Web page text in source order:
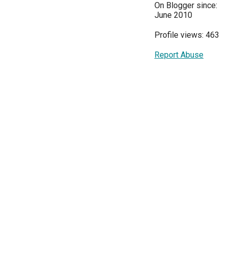
On Blogger since:
June 2010
Profile views: 463
Report Abuse